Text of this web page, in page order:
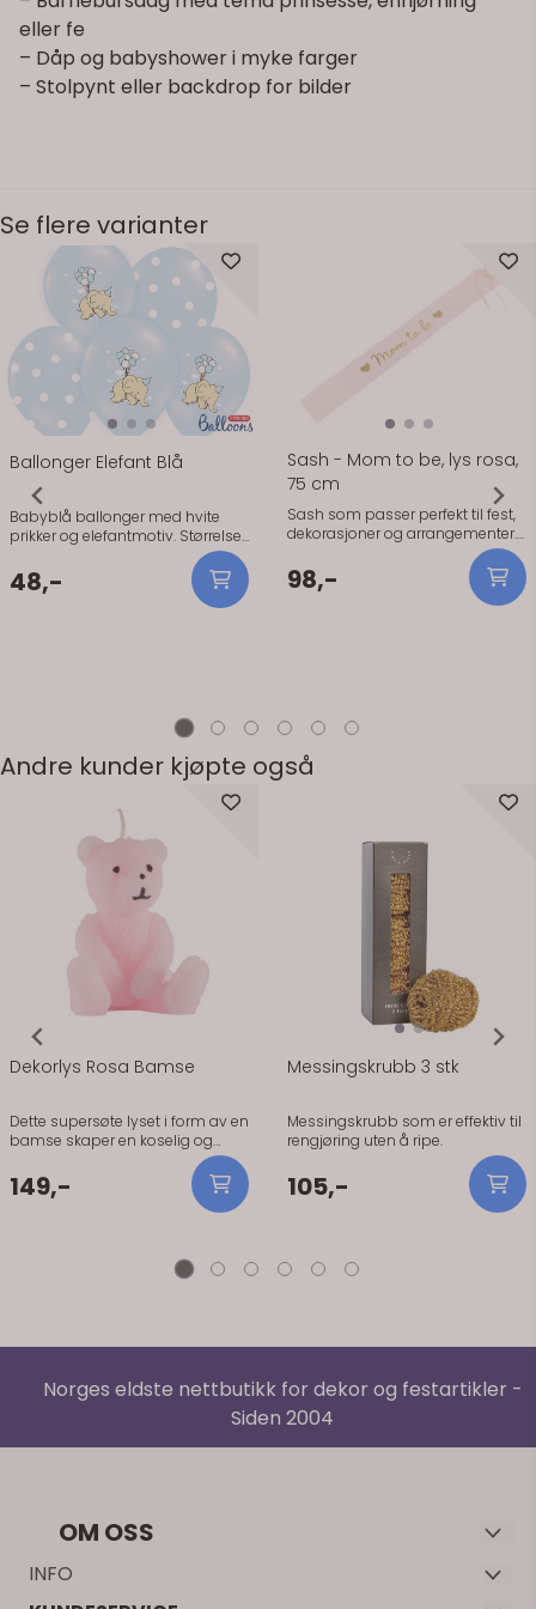
eller fe
– Dåp og babyshower i myke farger
– Stolpynt eller backdrop for bilder
Se flere varianter
Ballonger Elefant Blå
Babyblå ballonger med hvite
prikker og elefantmotiv. Størrelse
babyshower, barnedåp og
barnebursdag!
48,-
Sash - Mom to be, lys rosa,
75 cm
Sash som passer perfekt til fest,
dekorasjoner og arrangementer.
Produktet er enkelt å bruke og gir
en flott detalj til babyshower.
98,-
Andre kunder kjøpte også
Dekorlys Rosa Bamse
Dette supersøte lyset i form av en
bamse skaper en koselig og
beroligende atmosfære. Perfekt
som pynt til barnerom eller som
en fin detalj til dåp, navnefest
trekk eller varme kilder i nærheten.
På lager
149,-
Messingskrubb 3 stk
Messingskrubb som er effektiv til
rengjøring uten å ripe.
På lager
105,-
Norges eldste nettbutikk for dekor og festartikler -
Siden 2004
OM OSS
Velkommen til Decorium – Norges første nettbutikk for dekor
INFO